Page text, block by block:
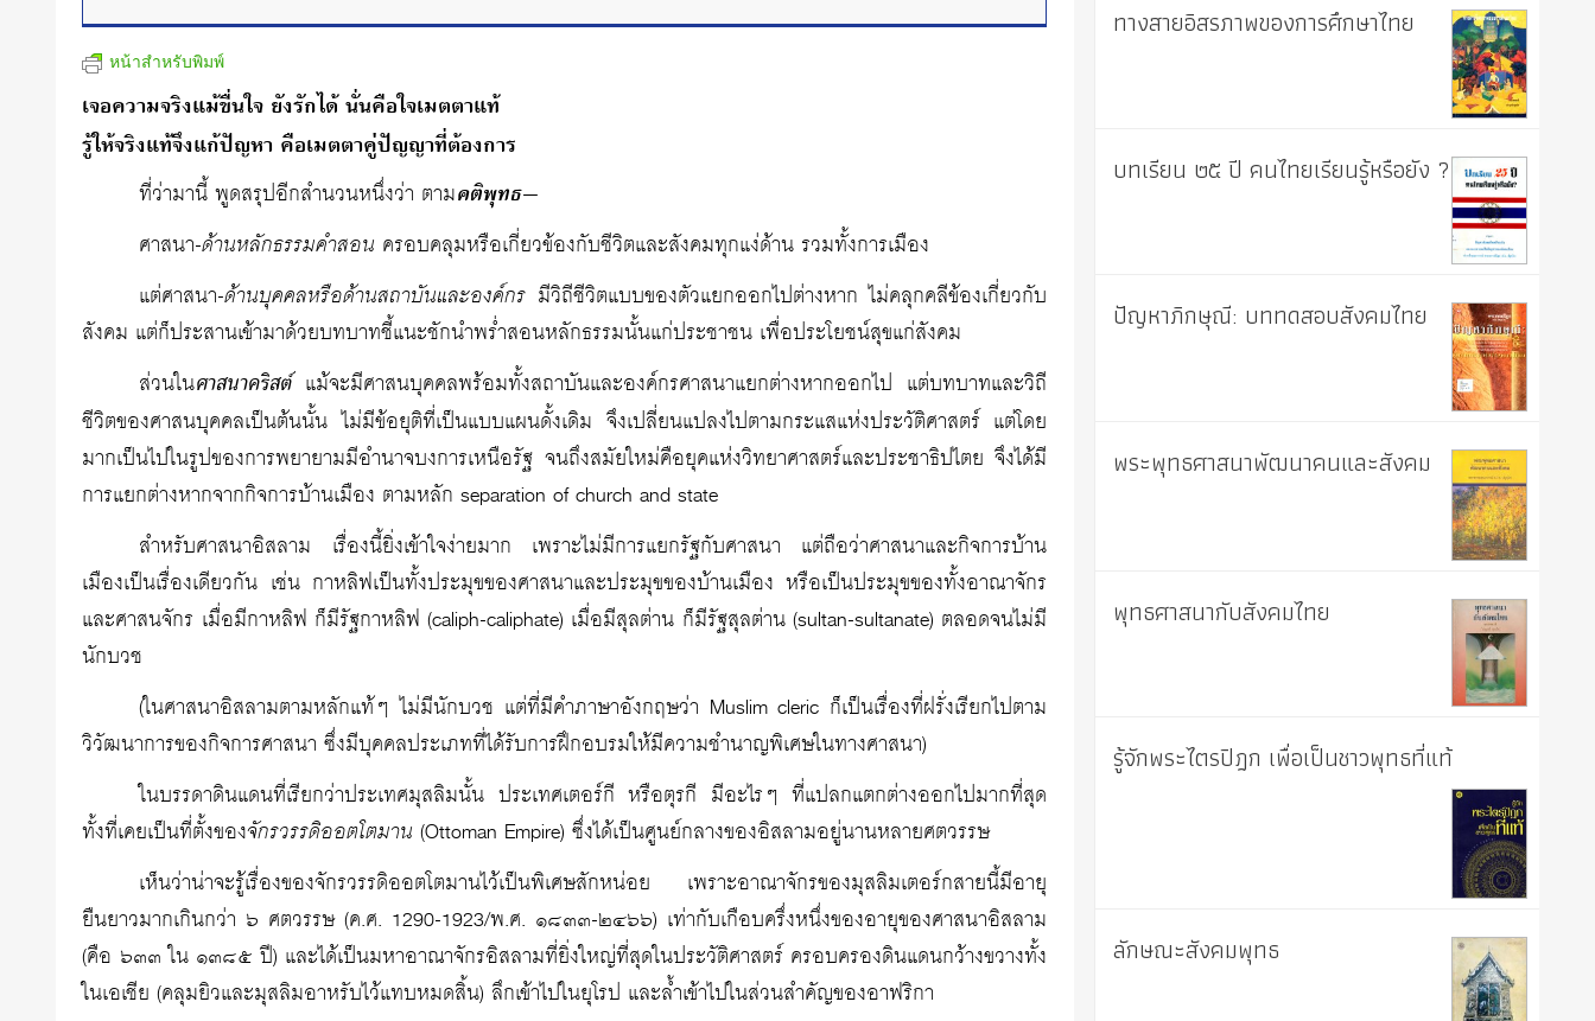
หน้าสำหรับพิมพ์
เจอความจริงแม้ขื่นใจ ยังรักได้ นั่นคือใจเมตตาแท้
รู้ให้จริงแท้จึงแก้ปัญหา คือเมตตาคู่ปัญญาที่ต้องการ
ที่ว่ามานี้ พูดสรุปอีกสำนวนหนึ่งว่า ตามคติพุทธ—
ศาสนา-ด้านหลักธรรมคำสอน ครอบคลุมหรือเกี่ยวข้องกับชีวิตและสังคมทุกแง่ด้าน รวมทั้งการเมือง
แต่ศาสนา-ด้านบุคคลหรือด้านสถาบันและองค์กร มีวิถีชีวิตแบบของตัวแยกออกไปต่างหาก ไม่คลุกคลีข้องเกี่ยวกับ
สังคม แต่ก็ประสานเข้ามาด้วยบทบาทชี้แนะชักนำพร่ำสอนหลักธรรมนั้นแก่ประชาชน เพื่อประโยชน์สุขแก่สังคม
ส่วนในศาสนาคริสต์แม้จะมีศาสนบุคคลพร้อมทั้งสถาบันและองค์กรศาสนาแยกต่างหากออกไป แต่บทบาทและวิถี
ชีวิตของศาสนบุคคลเป็นต้นนั้น ไม่มีข้อยุติที่เป็นแบบแผนดั้งเดิม จึงเปลี่ยนแปลงไปตามกระแสแห่งประวัติศาสตร์ แต่โดย
มากเป็นไปในรูปของการพยายามมีอำนาจบงการเหนือรัฐ จนถึงสมัยใหม่คือยุคแห่งวิทยาศาสตร์และประชาธิปไตย จึงได้มี
การแยกต่างหากจากกิจการบ้านเมือง ตามหลัก separation of church and state
สำหรับศาสนาอิสลาม เรื่องนี้ยิ่งเข้าใจง่ายมาก เพราะไม่มีการแยกรัฐกับศาสนา แต่ถือว่าศาสนาและกิจการบ้าน
เมืองเป็นเรื่องเดียวกัน เช่น กาหลิฟเป็นทั้งประมุขของศาสนาและประมุขของบ้านเมือง หรือเป็นประมุขของทั้งอาณาจักร
และศาสนจักร เมื่อมีกาหลิฟ ก็มีรัฐกาหลิฟ (caliph-caliphate) เมื่อมีสุลต่าน ก็มีรัฐสุลต่าน (sultan-sultanate) ตลอดจนไม่มี
นักบวช
(ในศาสนาอิสลามตามหลักแท้ๆ ไม่มีนักบวช แต่ที่มีคำภาษาอังกฤษว่า Muslim cleric ก็เป็นเรื่องที่ฝรั่งเรียกไปตาม
วิวัฒนาการของกิจการศาสนา ซึ่งมีบุคคลประเภทที่ได้รับการฝึกอบรมให้มีความชำนาญพิเศษในทางศาสนา)
ในบรรดาดินแดนที่เรียกว่าประเทศมุสลิมนั้น ประเทศเตอร์กี หรือตุรกี มีอะไรๆ ที่แปลกแตกต่างออกไปมากที่สุด
ทั้งที่เคยเป็นที่ตั้งของจักรวรรดิออตโตมาน (Ottoman Empire) ซึ่งได้เป็นศูนย์กลางของอิสลามอยู่นานหลายศตวรรษ
เห็นว่าน่าจะรู้เรื่องของจักรวรรดิออตโตมานไว้เป็นพิเศษสักหน่อย เพราะอาณาจักรของมุสลิมเตอร์กสายนี้มีอายุ
ยืนยาวมากเกินกว่า ๖ ศตวรรษ (ค.ศ. 1290-1923/พ.ศ. ๑๘๓๓-๒๔๖๖) เท่ากับเกือบครึ่งหนึ่งของอายุของศาสนาอิสลาม
(คือ ๖๓๓ ใน ๑๓๘๕ ปี) และได้เป็นมหาอาณาจักรอิสลามที่ยิ่งใหญ่ที่สุดในประวัติศาสตร์ ครอบครองดินแดนกว้างขวางทั้ง
ในเอเชีย (คลุมยิวและมุสลิมอาหรับไว้แทบหมดสิ้น) ลึกเข้าไปในยุโรป และล้ำเข้าไปในส่วนสำคัญของอาฟริกา
ทางสายอิสรภาพของการศึกษาไทย
บทเรียน ๒๕ ปี คนไทยเรียนรู้หรือยัง ?
ปัญหาภิกษุณี: บททดสอบสังคมไทย
พระพุทธศาสนาพัฒนาคนและสังคม
พุทธศาสนากับสังคมไทย
รู้จักพระไตรปิฎก เพื่อเป็นชาวพุทธที่แท้
ลักษณะสังคมพุทธ